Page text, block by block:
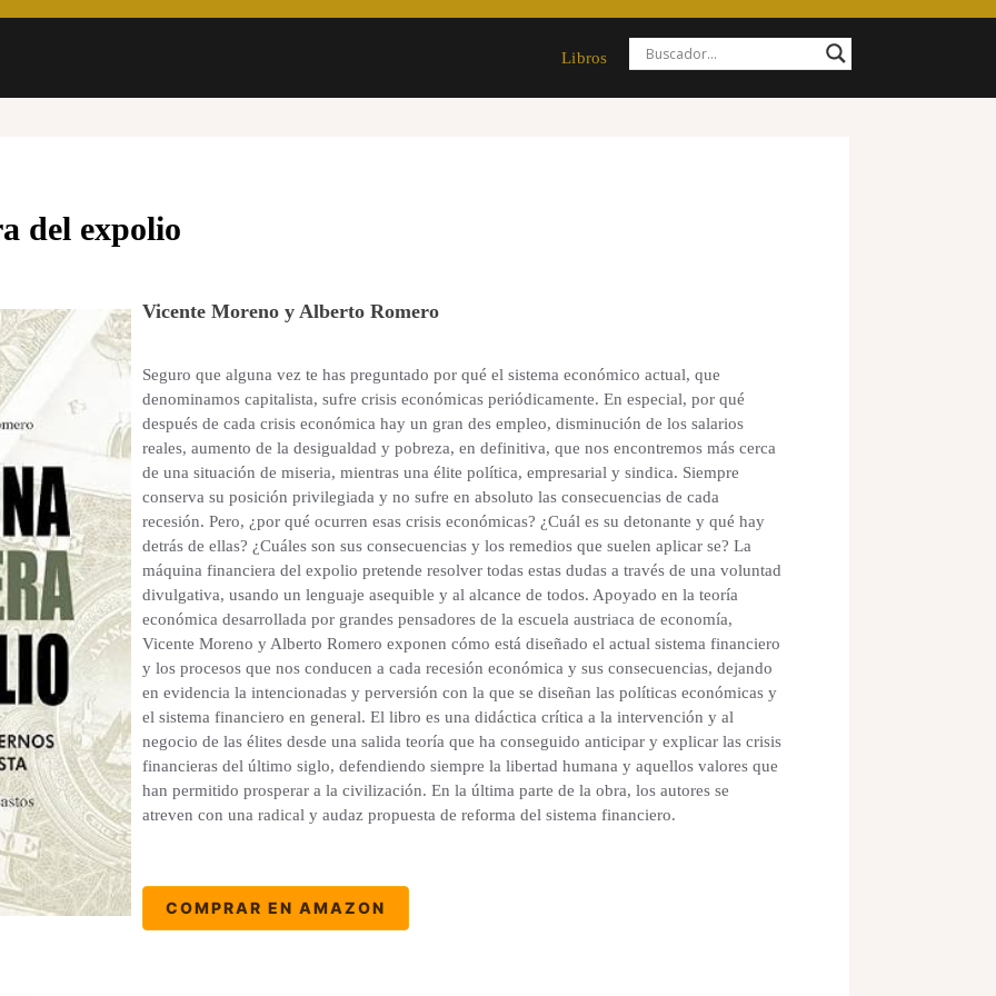
Libros
del expolio
Vicente Moreno y Alberto Romero
Seguro que alguna vez te has preguntado por qué el sistema económico actual, que
denominamos capitalista, sufre crisis económicas periódicamente. En especial, por qué
después de cada crisis económica hay un gran des empleo, disminución de los salarios
reales, aumento de la desigualdad y pobreza, en definitiva, que nos encontremos más cerca
de una situación de miseria, mientras una élite política, empresarial y sindica. Siempre
conserva su posición privilegiada y no sufre en absoluto las consecuencias de cada
recesión. Pero, ¿por qué ocurren esas crisis económicas? ¿Cuál es su detonante y qué hay
detrás de ellas? ¿Cuáles son sus consecuencias y los remedios que suelen aplicar se? La
máquina financiera del expolio pretende resolver todas estas dudas a través de una voluntad
divulgativa, usando un lenguaje asequible y al alcance de todos. Apoyado en la teoría
económica desarrollada por grandes pensadores de la escuela austriaca de economía,
Vicente Moreno y Alberto Romero exponen cómo está diseñado el actual sistema financiero
y los procesos que nos conducen a cada recesión económica y sus consecuencias, dejando
en evidencia la intencionadas y perversión con la que se diseñan las políticas económicas y
el sistema financiero en general. El libro es una didáctica crítica a la intervención y al
negocio de las élites desde una salida teoría que ha conseguido anticipar y explicar las crisis
financieras del último siglo, defendiendo siempre la libertad humana y aquellos valores que
han permitido prosperar a la civilización. En la última parte de la obra, los autores se
atreven con una radical y audaz propuesta de reforma del sistema financiero.
COMPRAR EN AMAZON